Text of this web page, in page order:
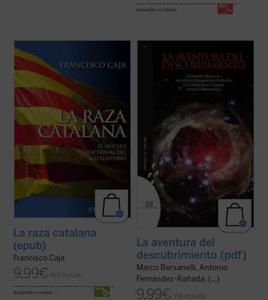
disponible en ebook:
Frente a la visión habitual que atribuye al
nacionalismo catalán una fundamentación
meramente cultural o lingüística, Francisco
Caja muestra, apoyándose en los propios
textos fundacionales de los referentes e
ideólogos del catalanismo, en el ...(ver
ficha)
La raza catalana
(epub)
Francisco Caja
9,99€ IVA incluido
disponible en ebook:
A lo largo de estas páginas el lector, de la
mano de tres nuevos grandes maestros y
amigos ---C. Tsallis, Antonio F. Rañada y
establecido para "aventurarse" en la
realidad. Participará así junto con nosotros
La aventura del
descubrimiento (pdf)
Marco Bersanelli, Antonio
Fernández-Rañada, (...)
9,99€ IVA incluido